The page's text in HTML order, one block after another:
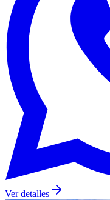
Ver detalles